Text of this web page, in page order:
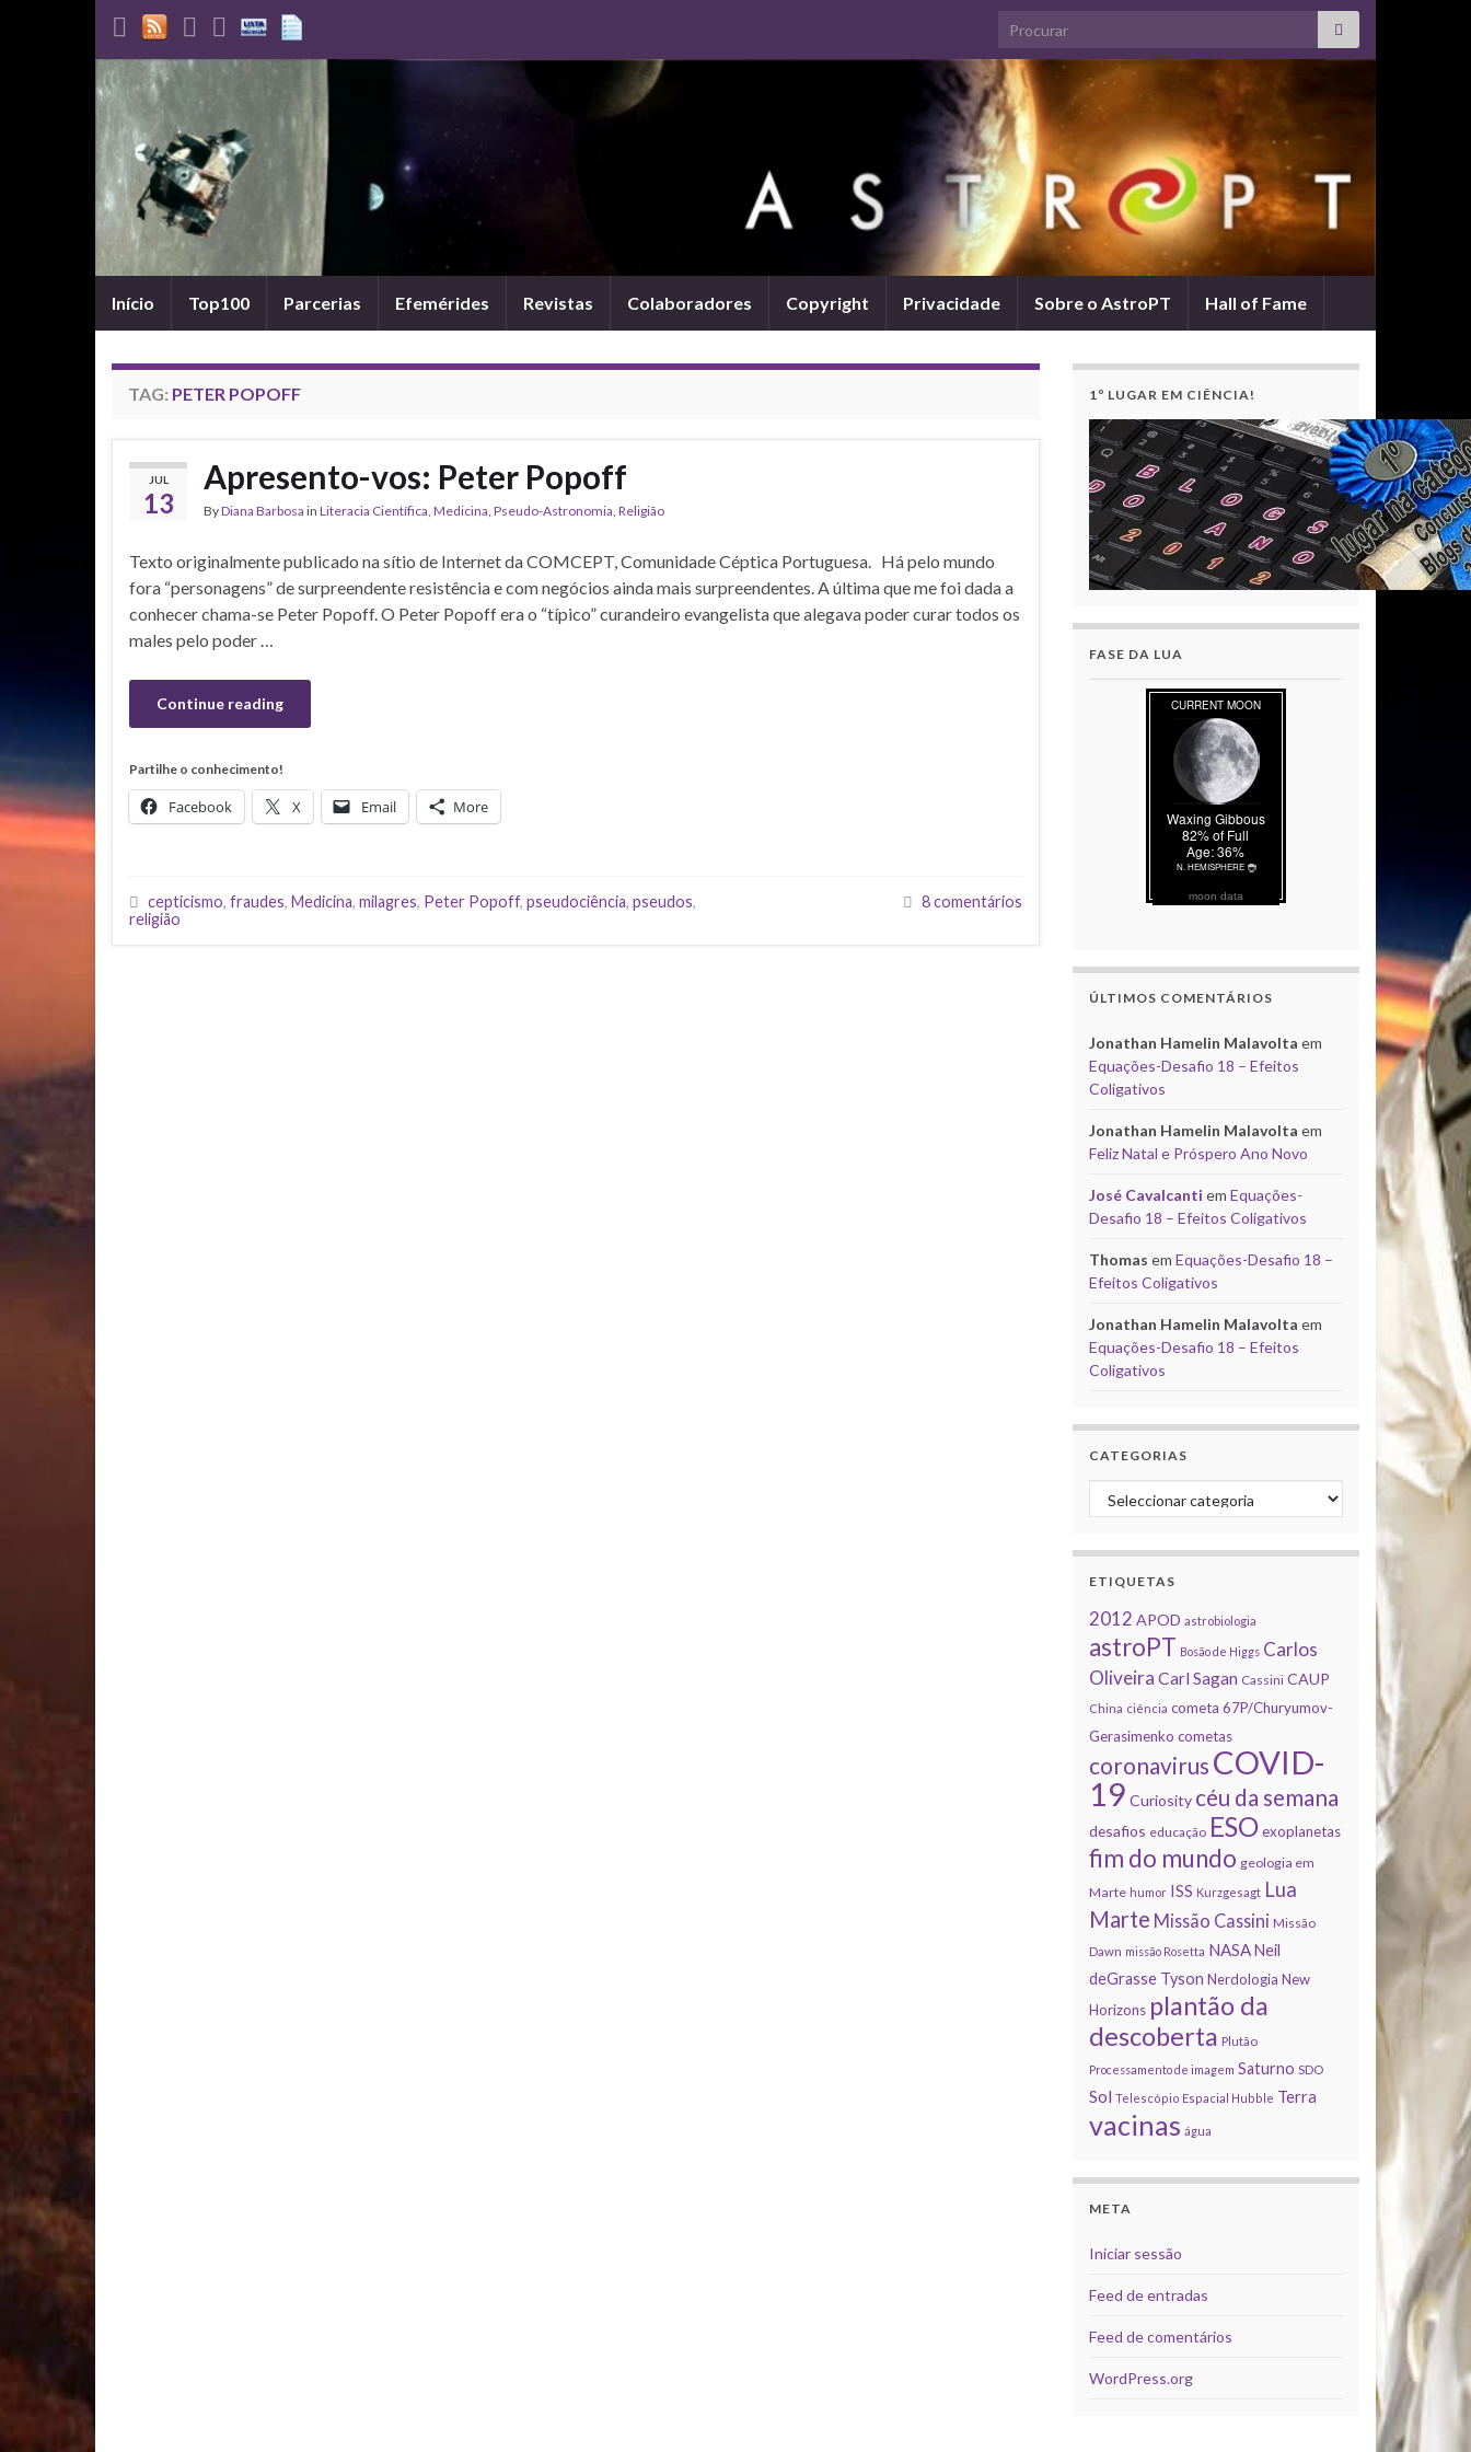
Search for:
Início Top100 Parcerias Efemérides Revistas Colaboradores Copyright Privacidade Sobre o AstroPT Hall of Fame
TAG: PETER POPOFF
JUL
13
Apresento-vos: Peter Popoff
ByDiana Barbosa in Literacia Científica, Medicina, Pseudo-Astronomia, Religião
Texto originalmente publicado na sítio de Internet da COMCEPT, Comunidade Céptica Portuguesa. Há pelo mundo
fora “personagens” de surpreendente resistência e com negócios ainda mais surpreendentes. A última que me foi dada a
conhecer chama-se Peter Popoff. O Peter Popoff era o “típico” curandeiro evangelista que alegava poder curar todos os
males pelo poder …
Continue reading
Partilhe o conhecimento!
Facebook X Email More
cepticismo, fraudes, Medicina, milagres, Peter Popoff, pseudociência, pseudos,
religião
8 comentários
1º LUGAR EM CIÊNCIA!
FASE DA LUA
moon data
ÚLTIMOS COMENTÁRIOS
Jonathan Hamelin Malavolta em
Equações-Desafio 18 – Efeitos
Coligativos
Jonathan Hamelin Malavolta em
Feliz Natal e Próspero Ano Novo
José Cavalcanti em Equações-
Desafio 18 – Efeitos Coligativos
Thomas em Equações-Desafio 18 –
Efeitos Coligativos
Jonathan Hamelin Malavolta em
Equações-Desafio 18 – Efeitos
Coligativos
CATEGORIAS
Categorias
ETIQUETAS
2012 APOD astrobiologia
astroPT Bosão de Higgs Carlos
Oliveira Carl Sagan Cassini CAUP
China ciência cometa 67P/Churyumov-
Gerasimenko cometas
coronavirus COVID-
19 Curiosity céu da semana
desafios educação ESO exoplanetas
fim do mundo geologia em
Marte humor ISS Kurzgesagt Lua
Marte Missão Cassini Missão
Dawn missão Rosetta NASA Neil
deGrasse Tyson Nerdologia New
Horizons plantão da
descoberta Plutão
Processamento de imagem Saturno SDO
Sol Telescópio Espacial Hubble Terra
vacinas água
META
Iniciar sessão
Feed de entradas
Feed de comentários
WordPress.org